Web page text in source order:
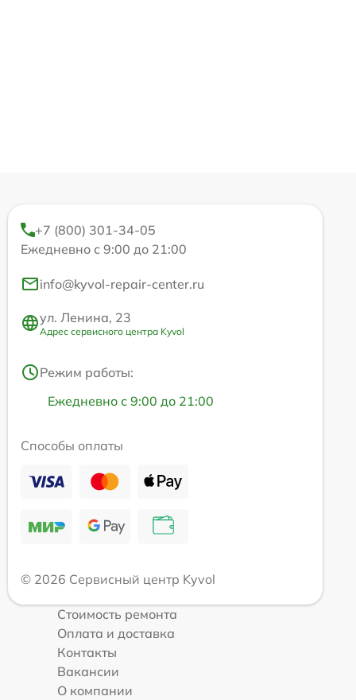
+7 (800) 301-34-05
Ежедневно с 9:00 до 21:00
info@kyvol-repair-center.ru
ул. Ленина, 23
Адрес сервисного центра Kyvol
Режим работы:
Ежедневно с 9:00 до 21:00
Способы оплаты
© 2026 Сервисный центр Kyvol
Стоимость ремонта
Оплата и доставка
Контакты
Вакансии
О компании